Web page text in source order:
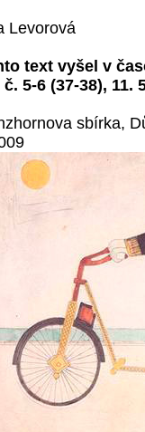
Levorová
text vyšel v
5-6 (37-38), 11.
sbírka,